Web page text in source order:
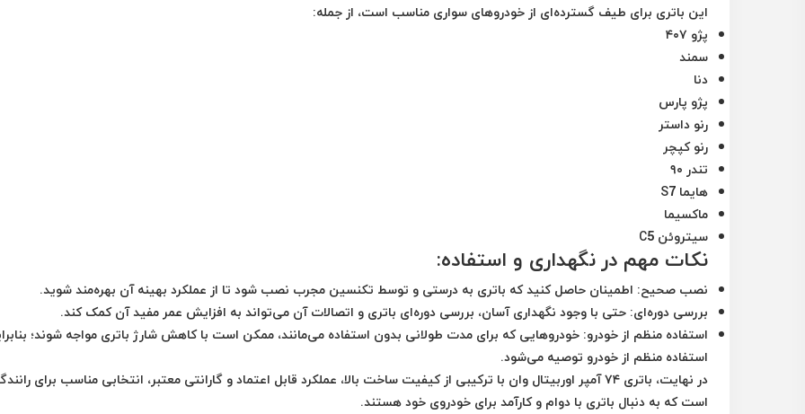
این باتری برای طیف گسترده‌ای از خودروهای سواری مناسب است، از جمله:
پژو ۴۰۷
سمند
دنا
پژو پارس
رنو داستر
رنو کپچر
تندر ۹۰
هایما S7
ماکسیما
سیتروئن C5
نکات مهم در نگهداری و استفاده:
نصب صحیح: اطمینان حاصل کنید که باتری به درستی و توسط تکنسین مجرب نصب شود تا از عملکرد بهینه آن بهره‌مند شوید.
بررسی دوره‌ای: حتی با وجود نگهداری آسان، بررسی دوره‌ای باتری و اتصالات آن می‌تواند به افزایش عمر مفید آن کمک کند.
استفاده منظم از خودرو: خودروهایی که برای مدت طولانی بدون استفاده می‌مانند، ممکن است با کاهش شارژ باتری مواجه شوند؛
استفاده منظم از خودرو توصیه می‌شود.
در نهایت، باتری ۷۴ آمپر اوربیتال وان با ترکیبی از کیفیت ساخت بالا، عملکرد قابل اعتماد و گارانتی معتبر، انتخابی مناسب برای
است که به دنبال باتری با دوام و کارآمد برای خودروی خود هستند.